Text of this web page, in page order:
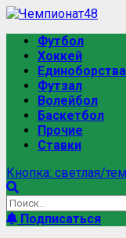
Футбол
Хоккей
Единоборства
Футзал
Волейбол
Баскетбол
Прочие
Ставки
Кнопка: светлая/
Подписаться